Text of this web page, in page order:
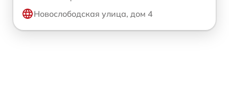
Новослободская улица, дом 4